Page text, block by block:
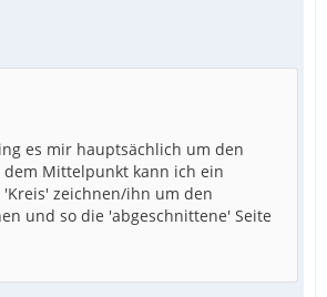
es mir hauptsächlich um den
Mittelpunkt kann ich ein
zeichnen/ihn um den
und so die 'abgeschnittene' Seite